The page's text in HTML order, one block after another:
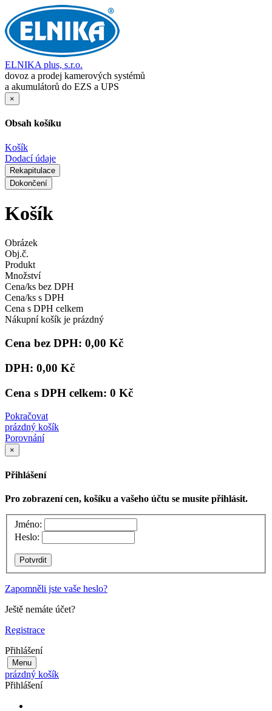
ELNIKA plus, s.r.o.
dovoz a prodej kamerových systémů
a akumulátorů do EZS a UPS
×
Obsah košíku
Košík
Dodací údaje
Rekapitulace
Dokončení
Košík
Obrázek
Obj.č.
Produkt
Množství
Cena/ks bez DPH
Cena/ks s DPH
Cena s DPH celkem
Nákupní košík je prázdný
Cena bez DPH: 0,00 Kč
DPH: 0,00 Kč
Cena s DPH celkem: 0 Kč
Pokračovat
prázdný košík
Porovnání
×
Přihlášení
Pro zobrazení cen, košíku a vašeho účtu se musíte přihlásit.
Jméno:
Heslo:
Zapomněli jste vaše heslo?
Ještě nemáte účet?
Registrace
Přihlášení
Menu
prázdný košík
Přihlášení